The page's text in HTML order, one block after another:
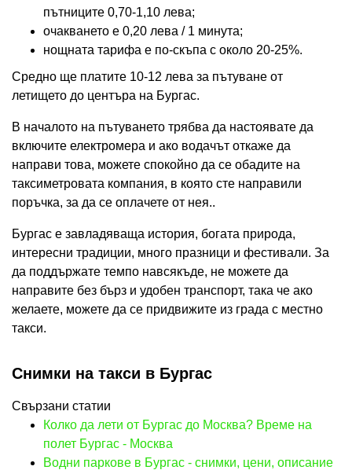
пътниците 0,70-1,10 лева;
очакването е 0,20 лева / 1 минута;
нощната тарифа е по-скъпа с около 20-25%.
Средно ще платите 10-12 лева за пътуване от
летището до центъра на Бургас.
В началото на пътуването трябва да настоявате да
включите електромера и ако водачът откаже да
направи това, можете спокойно да се обадите на
таксиметровата компания, в която сте направили
поръчка, за да се оплачете от нея..
Бургас е завладяваща история, богата природа,
интересни традиции, много празници и фестивали. За
да поддържате темпо навсякъде, не можете да
направите без бърз и удобен транспорт, така че ако
желаете, можете да се придвижите из града с местно
такси.
Снимки на такси в Бургас
Свързани статии
Колко да лети от Бургас до Москва? Време на
полет Бургас - Москва
Водни паркове в Бургас - снимки, цени, описание